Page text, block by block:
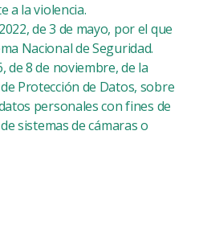
a la violencia.
de 3 de mayo, por el que
Nacional de Seguridad.
de 8 de noviembre, de la
Protección de Datos, sobre
personales con fines de
sistemas de cámaras o